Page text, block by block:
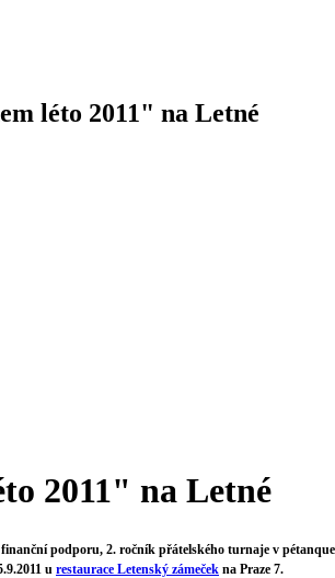
léto 2011" na Letné
2011" na Letné
finanční podporu, 2. ročník přátelského turnaje v
u restaurace Letenský zámeček na Praze 7.